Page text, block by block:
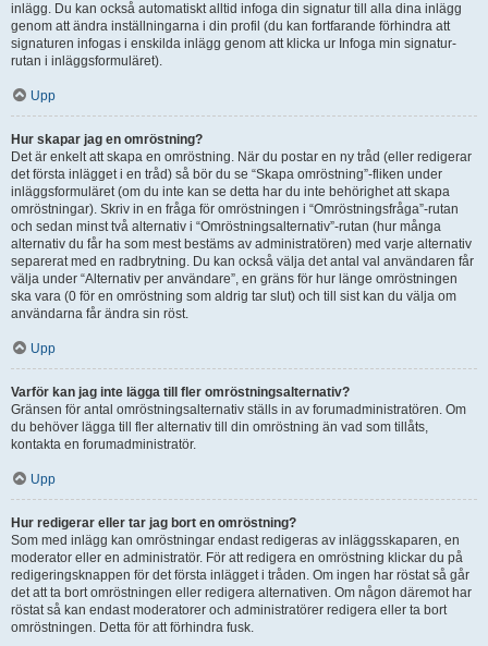
inlägg. Du kan också automatiskt alltid infoga din signatur till alla dina inlägg
genom att ändra inställningarna i din profil (du kan fortfarande förhindra att
signaturen infogas i enskilda inlägg genom att klicka ur Infoga min signatur-
rutan i inläggsformuläret).
Upp
Hur skapar jag en omröstning?
Det är enkelt att skapa en omröstning. När du postar en ny tråd (eller redigerar
det första inlägget i en tråd) så bör du se “Skapa omröstning”-fliken under
inläggsformuläret (om du inte kan se detta har du inte behörighet att skapa
omröstningar). Skriv in en fråga för omröstningen i “Omröstningsfråga”-rutan
och sedan minst två alternativ i “Omröstningsalternativ”-rutan (hur många
alternativ du får ha som mest bestäms av administratören) med varje alternativ
separerat med en radbrytning. Du kan också välja det antal val användaren får
välja under “Alternativ per användare”, en gräns för hur länge omröstningen
ska vara (0 för en omröstning som aldrig tar slut) och till sist kan du välja om
användarna får ändra sin röst.
Upp
Varför kan jag inte lägga till fler omröstningsalternativ?
Gränsen för antal omröstningsalternativ ställs in av forumadministratören. Om
du behöver lägga till fler alternativ till din omröstning än vad som tillåts,
kontakta en forumadministratör.
Upp
Hur redigerar eller tar jag bort en omröstning?
Som med inlägg kan omröstningar endast redigeras av inläggsskaparen, en
moderator eller en administratör. För att redigera en omröstning klickar du på
redigeringsknappen för det första inlägget i tråden. Om ingen har röstat så går
det att ta bort omröstningen eller redigera alternativen. Om någon däremot har
röstat så kan endast moderatorer och administratörer redigera eller ta bort
omröstningen. Detta för att förhindra fusk.